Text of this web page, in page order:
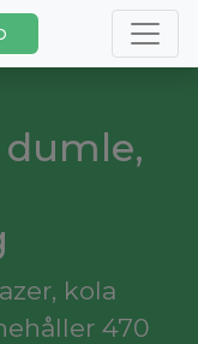
dumle,
kola
470